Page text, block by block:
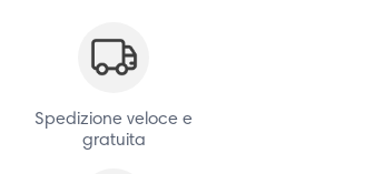
Spedizione veloce e
gratuita